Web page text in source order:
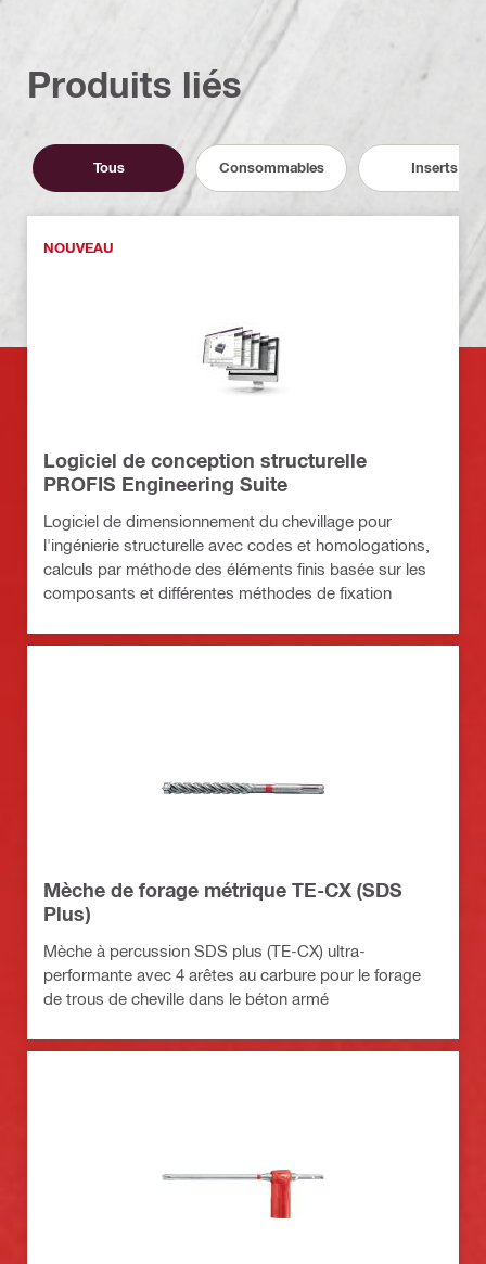
Produits liés
Tous Consommables Inserts
NOUVEAU
Logiciel de conception structurelle
PROFIS Engineering Suite
Logiciel de dimensionnement du chevillage pour
l'ingénierie structurelle avec codes et homologations,
calculs par méthode des éléments finis basée sur les
composants et différentes méthodes de fixation
Mèche de forage métrique TE-CX (SDS
Plus)
Mèche à percussion SDS plus (TE-CX) ultra-
performante avec 4 arêtes au carbure pour le forage
de trous de cheville dans le béton armé